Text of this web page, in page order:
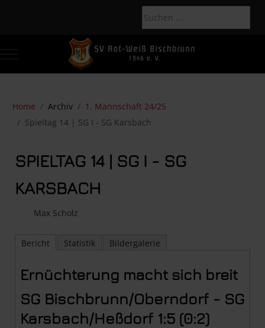
Mobile Menu Toggle
Home Archiv
1. Mannschaft 24/25
Spieltag 14 | SG I - SG Karsbach
SPIELTAG 14 | SG I - SG
KARSBACH
Max Scholz
Bericht Statistik Bildergalerie
Ernüchterung macht sich breit
SG Bischbrunn/Oberndorf - SG
Karsbach/Heßdorf 1:5 (0:2)